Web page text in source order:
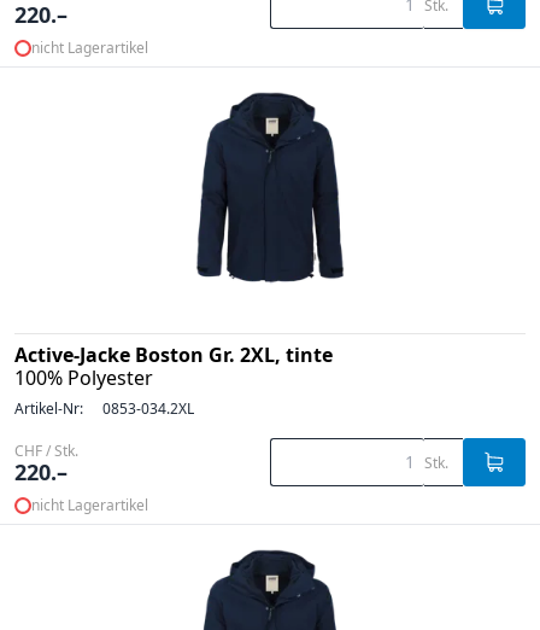
220.– Stk.
nicht Lagerartikel
Active-Jacke Boston Gr. 2XL, tinte
100% Polyester
Artikel-Nr: 0853-034.2XL
CHF / Stk.
220.– Stk.
nicht Lagerartikel